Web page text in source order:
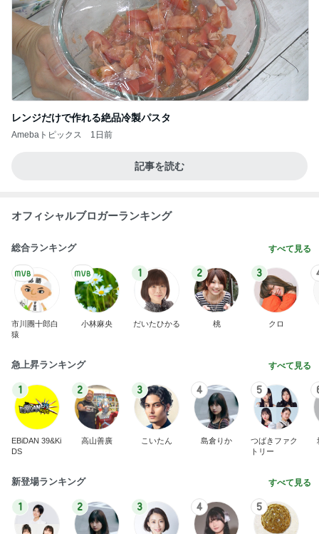
レンジだけで作れる絶品冷製パスタ
Amebaトピックス 1日前
記事を読む
オフィシャルブロガーランキング
総合ランキング すべて見る
市川團十郎白
猿
小林麻央
1
だいたひかる
2
桃
3
クロ
急上昇ランキング すべて見る
1
EBiDAN 39&Ki
DS
2
高山善廣
3
こいたん
4
島倉りか
5
つばきファク
トリー
新登場ランキング すべて見る
1 2 3 4 5